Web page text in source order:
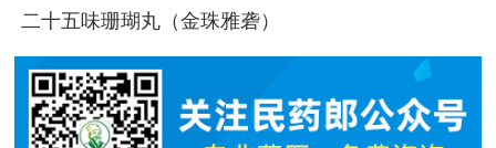
二十五味珊瑚丸（金珠雅砻）